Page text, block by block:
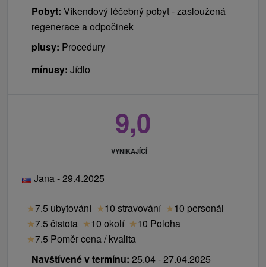
Pobyt: Víkendový léčebný pobyt - zasloužená
regenerace a odpočinek
plusy: Procedury
mínusy: Jídlo
9,0
VYNIKAJÍCÍ
Jana - 29.4.2025
★7.5 ubytování ★10 stravování ★10 personál
★7.5 čistota ★10 okolí ★10 Poloha
★7.5 Poměr cena / kvalita
Navštívené v termínu: 25.04 - 27.04.2025